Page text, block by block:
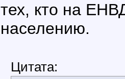
тех, кто на
населению.
Цитата: